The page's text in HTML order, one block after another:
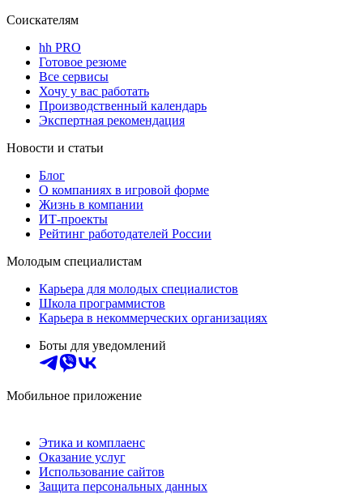
Соискателям
hh PRO
Готовое резюме
Все сервисы
Хочу у вас работать
Производственный календарь
Экспертная рекомендация
Новости и статьи
Блог
О компаниях в игровой форме
Жизнь в компании
ИТ-проекты
Рейтинг работодателей России
Молодым специалистам
Карьера для молодых специалистов
Школа программистов
Карьера в некоммерческих организациях
Боты для уведомлений
Мобильное приложение
Этика и комплаенс
Оказание услуг
Использование сайтов
Защита персональных данных